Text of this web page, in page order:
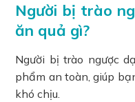
Người bị trào
ăn quả gì?
Người bị trào ngược
phẩm an toàn, giúp
khó chịu.